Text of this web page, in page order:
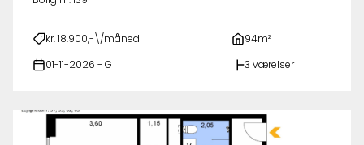
kr. 18.900,-\/måned 94m²
01-11-2026 - G 3 værelser